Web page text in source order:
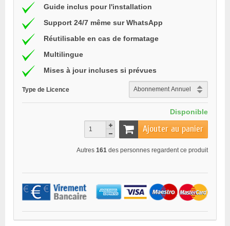
Guide inclus pour l'installation
Support 24/7 même sur WhatsApp
Réutilisable en cas de formatage
Multilingue
Mises à jour incluses si prévues
Type de Licence
Disponible
Ajouter au panier
Autres 161 des personnes regardent ce produit